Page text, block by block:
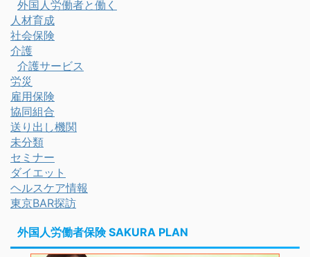
外国人労働者と働く
人材育成
社会保険
介護
介護サービス
労災
雇用保険
協同組合
送り出し機関
未分類
セミナー
ダイエット
ヘルスケア情報
東京BAR探訪
外国人労働者保険 SAKURA PLAN